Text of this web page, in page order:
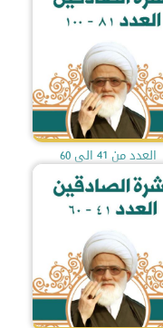
العدد من 41 الى 60